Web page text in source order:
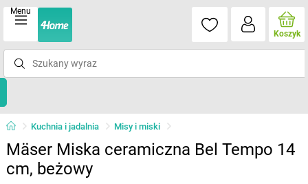
Menu
Koszyk
Kuchnia i jadalnia Misy i miski
Mäser Miska ceramiczna Bel Tempo 14
cm, beżowy